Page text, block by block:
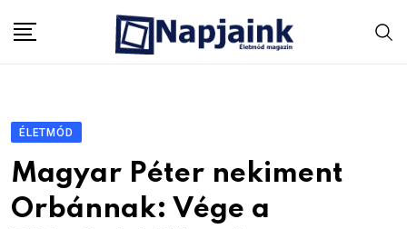
ÉLETMÓD
Magyar Péter nekiment
Orbánnak: Vége a